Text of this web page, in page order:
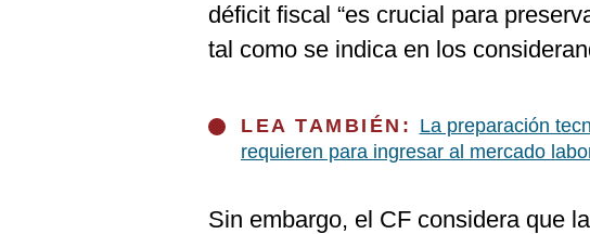
déficit fiscal “es crucial para
tal como se indica en los
LEA TAMBIÉN: La preparación
requieren para ingresar al mercado
Sin embargo, el CF considera que